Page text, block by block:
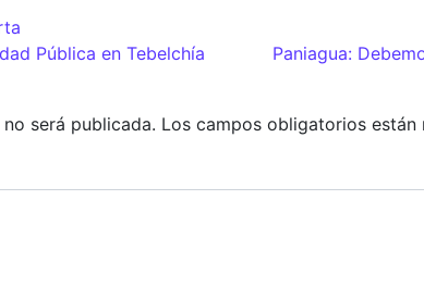
Pública en Tebelchía Paniagua:
será publicada. Los campos obligatorios están